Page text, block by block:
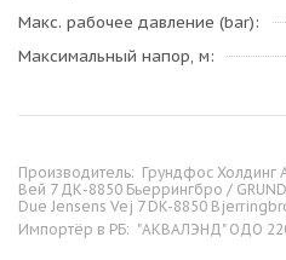
Макс. рабочее давление (bar)
Максимальный напор, м
Производитель: Грундфос
Вей 7 ДК-8850 Бьеррингбро /
Due Jensens Vej 7 DK-8850
Импортёр в РБ: "АКВАЛЭНД" ОДО